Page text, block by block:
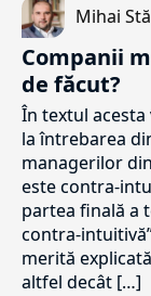
Mihai
Companii
de făcut?
În textul
la întrebarea
managerilor
este contra-
partea finală a
contra-
merită
altfel decât […]